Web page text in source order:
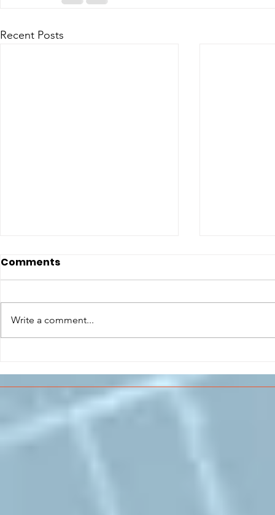
Recent Posts
PERCORSO DI
FORMAZIONE SCUOLA
LAVORO DEGLI STUDENTI
DEL “DE PINEDO-
superiori
Comments
Write a comment...